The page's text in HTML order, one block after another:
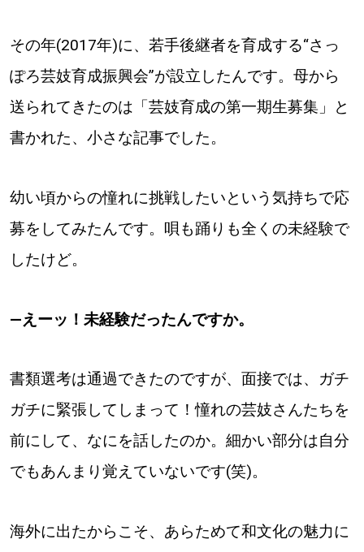
その年(2017年)に、若手後継者を育成する“さっ
ぽろ芸妓育成振興会”が設立したんです。母から
送られてきたのは「芸妓育成の第一期生募集」と
書かれた、小さな記事でした。
幼い頃からの憧れに挑戦したいという気持ちで応
募をしてみたんです。唄も踊りも全くの未経験で
したけど。
―えーッ！未経験だったんですか。
書類選考は通過できたのですが、面接では、ガチ
ガチに緊張してしまって！憧れの芸妓さんたちを
前にして、なにを話したのか。細かい部分は自分
でもあんまり覚えていないです(笑)。
海外に出たからこそ、あらためて和文化の魅力に